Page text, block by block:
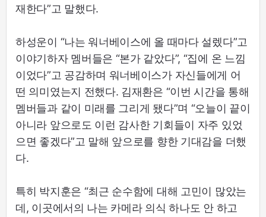
재한다”고 말했다.
하성운이 “나는 워너베이스에 올 때마다 설렜다”고
이야기하자 멤버들은 “본가 같았다”, “집에 온 느낌
이었다”고 공감하며 워너베이스가 자신들에게 어
떤 의미였는지 전했다. 김재환은 “이번 시간을 통해
멤버들과 같이 미래를 그리게 됐다”며 “오늘이 끝이
아니라 앞으로도 이런 감사한 기회들이 자주 있었
으면 좋겠다”고 말해 앞으로를 향한 기대감을 더했
다.
특히 박지훈은 “최근 순수함에 대해 고민이 많았는
데, 이곳에서의 나는 카메라 의식 하나도 안 하고